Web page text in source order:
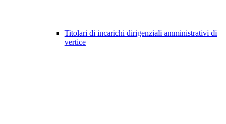
Titolari di incarichi dirigenziali amministrativi di
vertice